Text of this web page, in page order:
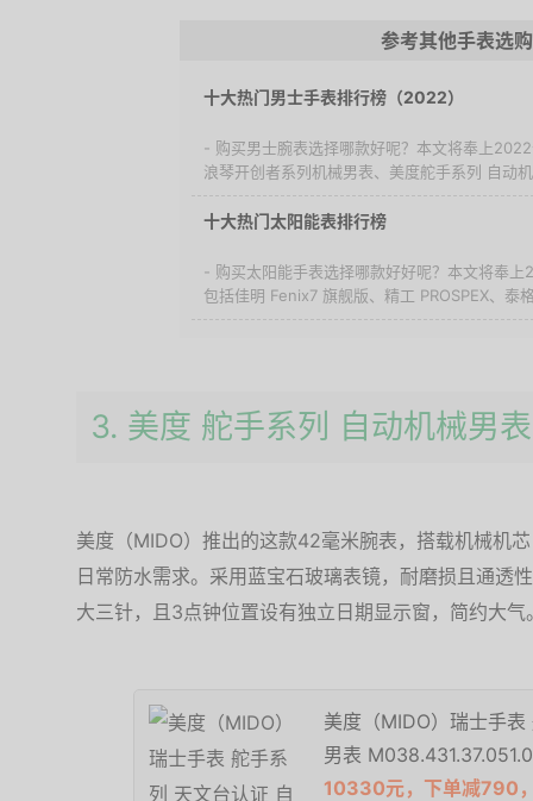
参考其他手表选
十大热门男士手表排行榜（2022）
- 购买男士腕表选择哪款好呢？本文将奉上
浪琴开创者系列机械男表、美度舵手系列 自动
十大热门太阳能表排行榜
- 购买太阳能手表选择哪款好好呢？本文将奉
包括佳明 Fenix7 旗舰版、精工 PROSPEX、泰
3. 美度 舵手系列 自动机械男表
美度（MIDO）推出的这款42毫米腕表，搭载机械机
日常防水需求。采用蓝宝石玻璃表镜，耐磨损且通透
大三针，且3点钟位置设有独立日期显示窗，简约大气
美度（MIDO）瑞士手
男表
10330元，下单减790